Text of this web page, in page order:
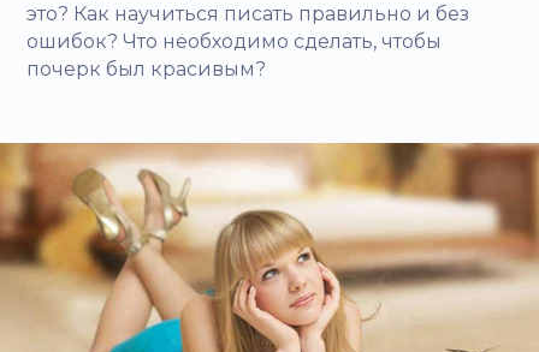
это? Как научиться писать правильно и без
ошибок? Что необходимо сделать, чтобы
почерк был красивым?